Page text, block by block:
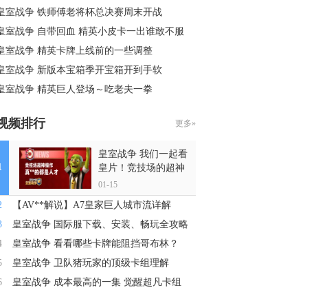
室战争 铁师傅老将杯总决赛周末开战
室战争 自带回血 精英小皮卡一出谁敢不服
室战争 精英卡牌上线前的一些调整
室战争 新版本宝箱季开宝箱开到手软
室战争 精英巨人登场～吃老夫一拳
频排行 更多»
皇室战争 我们一起看
皇片！竞技场的超神
操作
01-15
【AV**解说】A7皇家巨人城市流详解
皇室战争 国际服下载、安装、畅玩全攻略
皇室战争 看看哪些卡牌能阻挡哥布林？
皇室战争 卫队猪玩家的顶级卡组理解
皇室战争 成本最高的一集 觉醒超凡卡组